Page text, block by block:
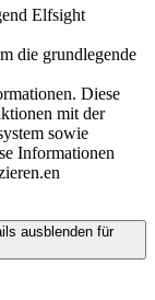
Elfsight
die grundlegende
Diese
mit der
sowie
Informationen
ausblenden für